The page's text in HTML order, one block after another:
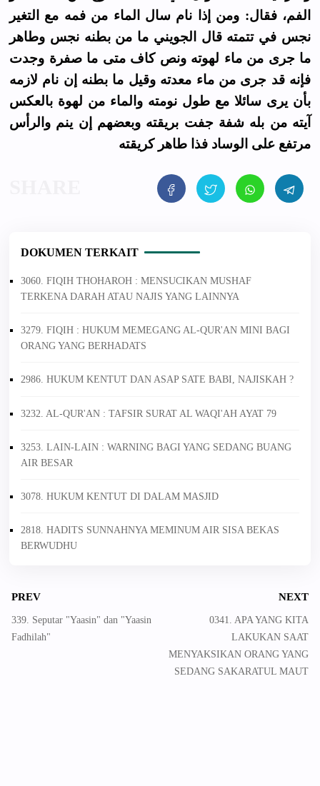
الفم، فقال: ومن إذا نام سال الماء من فمه مع التغير
نجس في تتمته قال الجويني ما من بطنه نجس وطاهر
ما جرى من ماء لهوته ونص كاف متى ما صفرة وجدت
فإنه قد جرى من ماء معدته وقيل ما بطنه إن نام لازمه
بأن يرى سائلا مع طول نومته والماء من لهوة بالعكس
آيته من بله شفة جفت بريقته وبعضهم إن ينم والرأس
مرتفع على الوساد فذا طاهر كريقته
DOKUMEN TERKAIT
3060. FIQIH THOHAROH : MENSUCIKAN MUSHAF
TERKENA DARAH ATAU NAJIS YANG LAINNYA
3279. FIQIH : HUKUM MEMEGANG AL-QUR'AN MINI BAGI
ORANG YANG BERHADATS
2986. HUKUM KENTUT DAN ASAP SATE BABI, NAJISKAH ?
3232. AL-QUR'AN : TAFSIR SURAT AL WAQI'AH AYAT 79
3253. LAIN-LAIN : WARNING BAGI YANG SEDANG BUANG
AIR BESAR
3078. HUKUM KENTUT DI DALAM MASJID
2818. HADITS SUNNAHNYA MEMINUM AIR SISA BEKAS
BERWUDHU
PREV
339. Seputar "Yaasin" dan "Yaasin
Fadhilah"
NEXT
0341. APA YANG KITA
LAKUKAN SAAT
MENYAKSIKAN ORANG YANG
SEDANG SAKARATUL MAUT